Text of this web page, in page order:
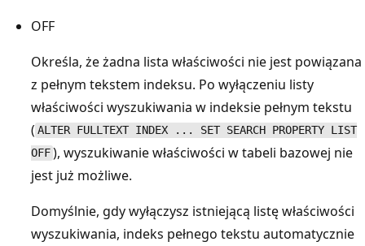
OFF
Określa, że żadna lista właściwości nie jest powiązana
z pełnym tekstem indeksu. Po wyłączeniu listy
właściwości wyszukiwania w indeksie pełnym tekstu
( ALTER FULLTEXT INDEX ... SET SEARCH PROPERTY LIST
OFF), wyszukiwanie właściwości w tabeli bazowej nie
jest już możliwe.
Domyślnie, gdy wyłączysz istniejącą listę właściwości
wyszukiwania, indeks pełnego tekstu automatycznie